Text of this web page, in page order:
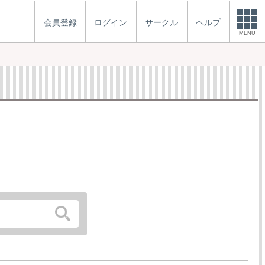
会員登録 ログイン サークル ヘルプ
MENU